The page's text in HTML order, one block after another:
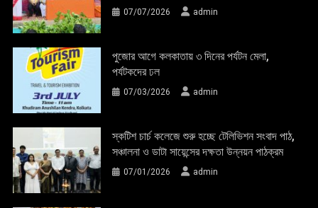
07/07/2026 admin
পুজোর আগে কলকাতায় ৩ দিনের পর্যটন মেলা,
পর্যটকদের ঢল
07/03/2026 admin
স্কটিশ চার্চ কলেজে শুরু হচ্ছে টেলিভিশন সংবাদ পাঠ,
সঞ্চালনা ও ডাটা সায়েন্সের দক্ষতা উন্নয়ন পাঠক্রম
07/01/2026 admin